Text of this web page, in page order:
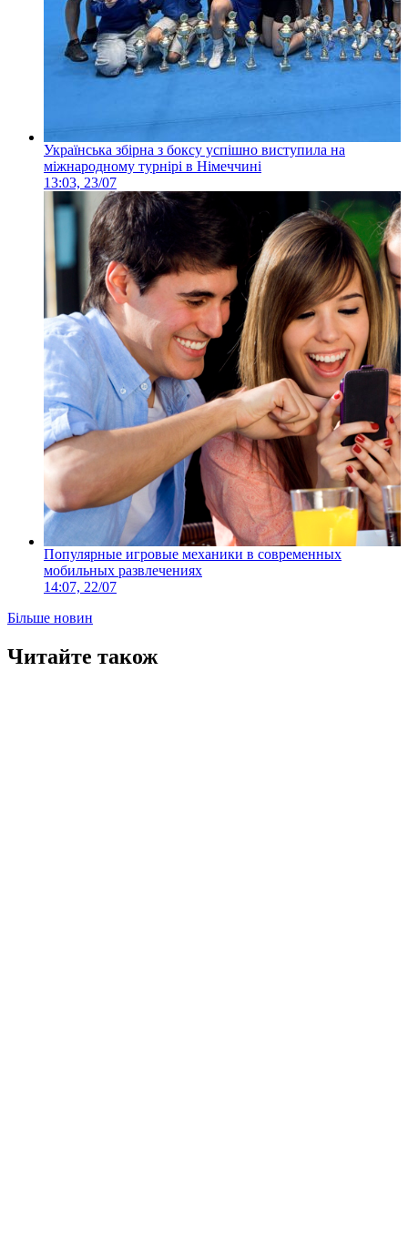
Українська збірна з боксу успішно виступила на
міжнародному турнірі в Німеччині
13:03, 23/07
Популярные игровые механики в современных
мобильных развлечениях
14:07, 22/07
Більше новин
Читайте також